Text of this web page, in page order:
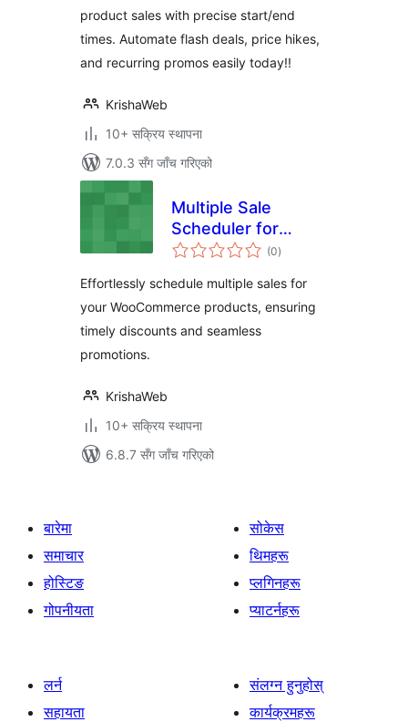
product sales with precise start/end
times. Automate flash deals, price hikes,
and recurring promos easily today!!
KrishaWeb
10+ सक्रिय स्थापना
7.0.3 सँग जाँच गरिएको
Multiple Sale
Scheduler for
WooCommerce
(0कुल
रेटिङ्गहरू
)
Effortlessly schedule multiple sales for
your WooCommerce products, ensuring
timely discounts and seamless
promotions.
KrishaWeb
10+ सक्रिय स्थापना
6.8.7 सँग जाँच गरिएको
बारेमा
समाचार
होस्टिङ
गोपनीयता
सोकेस
थिमहरू
प्लगिनहरू
प्याटर्नहरू
लर्न
सहायता
संलग्न हुनुहोस्
कार्यक्रमहरू